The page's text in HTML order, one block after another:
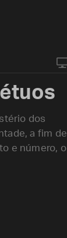
dos
a fim de
e número, o